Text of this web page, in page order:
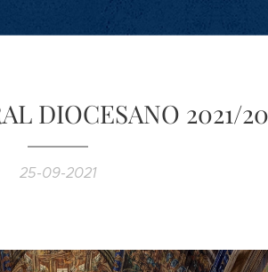
DIOCESANO 2021/
25-09-2021